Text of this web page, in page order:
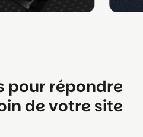
pour répondre
de votre site